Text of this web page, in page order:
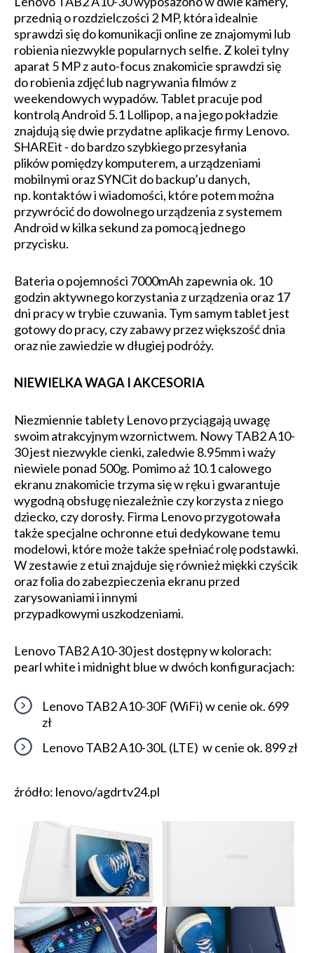
przednią o rozdzielczości 2 MP, która idealnie
sprawdzi się do komunikacji online ze znajomymi lub
robienia niezwykle popularnych selfie. Z kolei tylny
aparat 5 MP z auto-focus znakomicie sprawdzi się
do robienia zdjęć lub nagrywania filmów z
weekendowych wypadów. Tablet pracuje pod
kontrolą Android 5.1 Lollipop, a na jego pokładzie
znajdują się dwie przydatne aplikacje firmy Lenovo.
SHAREit - do bardzo szybkiego przesyłania
plików pomiędzy komputerem, a urządzeniami
mobilnymi oraz SYNCit do backup’u danych,
np. kontaktów i wiadomości, które potem można
przywrócić do dowolnego urządzenia z systemem
Android w kilka sekund za pomocą jednego
przycisku.
Bateria o pojemności 7000mAh zapewnia ok. 10
godzin aktywnego korzystania z urządzenia oraz 17
dni pracy w trybie czuwania. Tym samym tablet jest
gotowy do pracy, czy zabawy przez większość dnia
oraz nie zawiedzie w długiej podróży.
NIEWIELKA WAGA I AKCESORIA
Niezmiennie tablety Lenovo przyciągają uwagę
swoim atrakcyjnym wzornictwem. Nowy TAB2 A10-
30 jest niezwykle cienki, zaledwie 8.95mm i waży
niewiele ponad 500g. Pomimo aż 10.1 calowego
ekranu znakomicie trzyma się w ręku i gwarantuje
wygodną obsługę niezależnie czy korzysta z niego
dziecko, czy dorosły. Firma Lenovo przygotowała
także specjalne ochronne etui dedykowane temu
modelowi, które może także spełniać rolę podstawki.
W zestawie z etui znajduje się również miękki czyścik
oraz folia do zabezpieczenia ekranu przed
zarysowaniami i innymi
przypadkowymi uszkodzeniami.
Lenovo TAB2 A10-30 jest dostępny w kolorach:
pearl white i midnight blue w dwóch konfiguracjach:
Lenovo TAB2 A10-30F (WiFi) w cenie ok. 699
zł
Lenovo TAB2 A10-30L (LTE) w cenie ok. 899 zł
źródło: lenovo/agdrtv24.pl